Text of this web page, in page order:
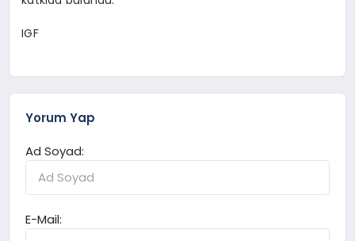
IGF
Yorum Yap
Ad Soyad:
E-Mail: